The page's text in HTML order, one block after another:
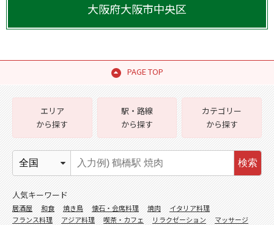
大阪府大阪市中央区
PAGE TOP
エリア
から探す
駅・路線
から探す
カテゴリー
から探す
検索
人気キーワード
居酒屋 和食 焼き鳥 懐石・会席料理 焼肉
イタリア料理
フランス料理
アジア料理 喫茶・カフェ リラクゼーション
マッサージ